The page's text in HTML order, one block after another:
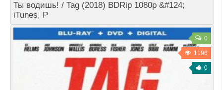
Ты водишь! / Tag (2018) BDRip 1080p &#124;
iTunes, Р
0
1196
0